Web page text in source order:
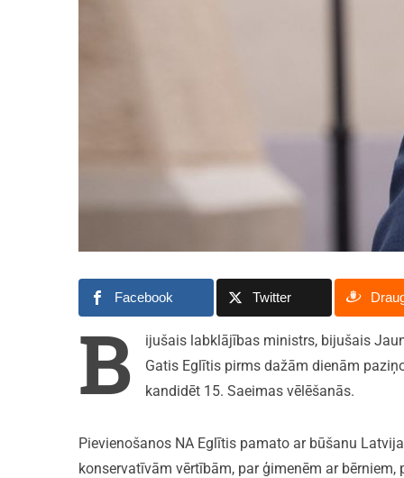
Facebook Twitter
B
ijušais labklājības ministrs, bijušais
Gatis Eglītis pirms dažām dienām
kandidēt 15. Saeimas vēlēšanās.
Pievienošanos NA Eglītis pamato ar būšanu
konservatīvām vērtībām, par ģimenēm ar